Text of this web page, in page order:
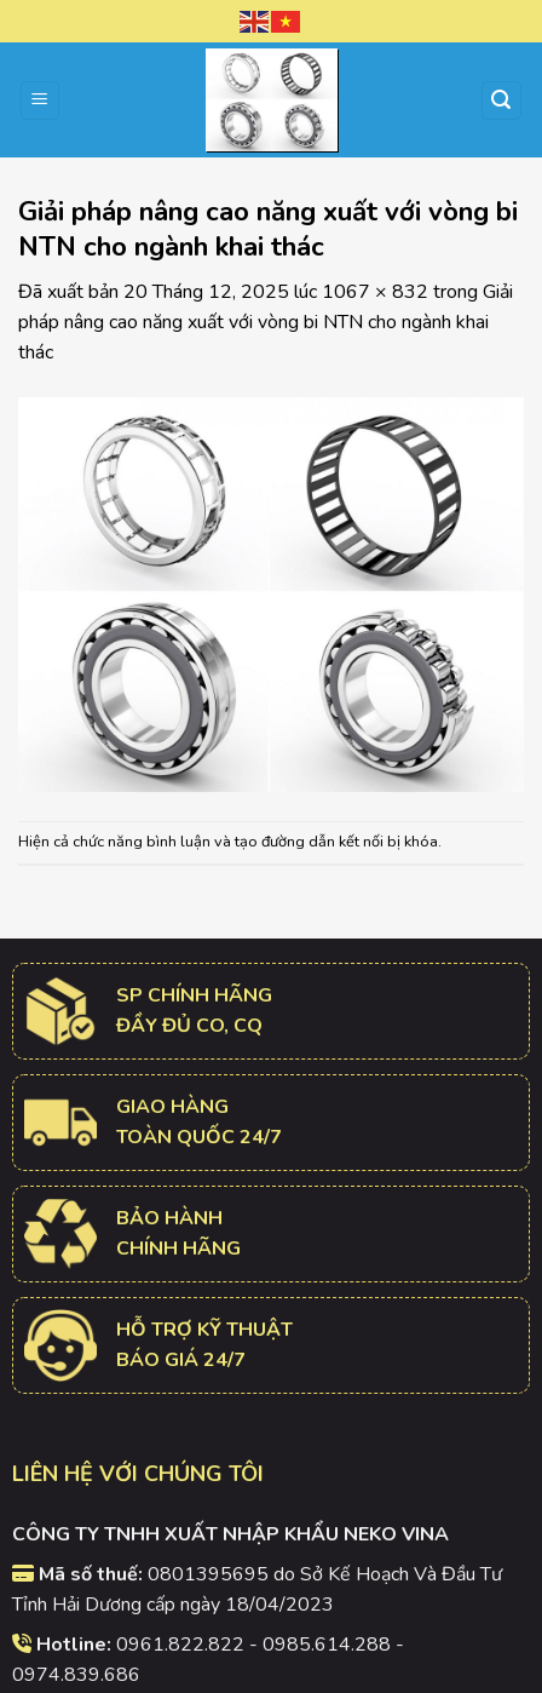
đến
dung
Giải pháp nâng cao năng xuất với vòng bi
NTN cho ngành khai thác
Đã xuất bản 20 Tháng 12, 2025 lúc 1067 × 832 trong Giải
pháp nâng cao năng xuất với vòng bi NTN cho ngành khai
thác
Hiện cả chức năng bình luận và tạo đường dẫn kết nối bị khóa.
SP CHÍNH HÃNG
ĐẦY ĐỦ CO, CQ
GIAO HÀNG
TOÀN QUỐC 24/7
BẢO HÀNH
CHÍNH HÃNG
HỖ TRỢ KỸ THUẬT
BÁO GIÁ 24/7
LIÊN HỆ VỚI CHÚNG TÔI
CÔNG TY TNHH XUẤT NHẬP KHẨU NEKO VINA
Mã số thuế: 0801395695 do Sở Kế Hoạch Và Đầu Tư
Tỉnh Hải Dương cấp ngày 18/04/2023
Hotline: 0961.822.822 - 0985.614.288 -
0974.839.686